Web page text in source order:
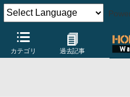
カテゴリ 過去記事